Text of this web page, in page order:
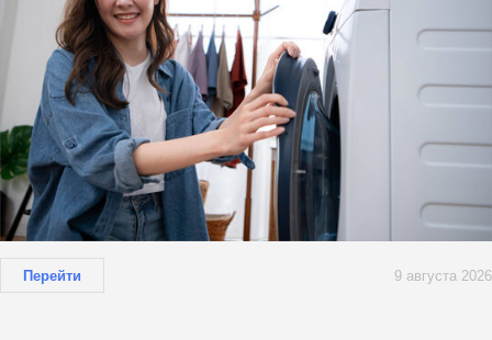
Перейти 9 августа 2026